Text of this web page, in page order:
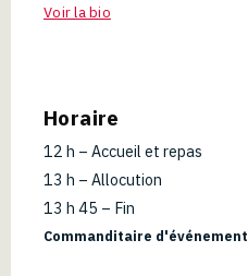
Voir la bio
Horaire
12 h – Accueil et repas
13 h – Allocution
13 h 45 – Fin
Commanditaire d'événement